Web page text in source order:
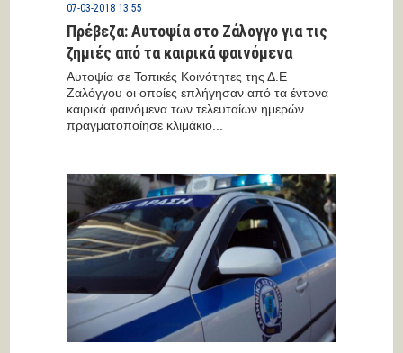
07-03-2018 13:55
Πρέβεζα: Αυτοψία στο Ζάλογγο για τις
ζημιές από τα καιρικά φαινόμενα
Αυτοψία σε Τοπικές Κοινότητες της Δ.Ε
Ζαλόγγου οι οποίες επλήγησαν από τα έντονα
καιρικά φαινόμενα των τελευταίων ημερών
πραγματοποίησε κλιμάκιο...